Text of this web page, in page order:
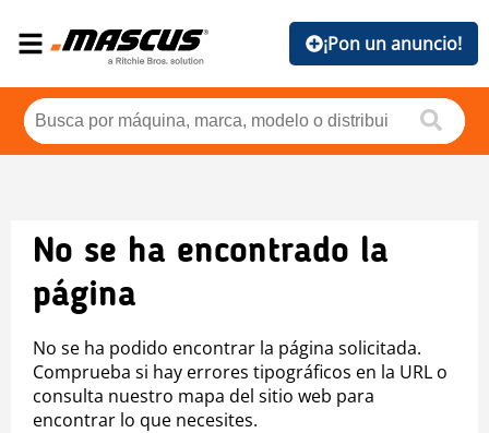
¡Pon un anuncio!
No se ha encontrado la
página
No se ha podido encontrar la página solicitada.
Comprueba si hay errores tipográficos en la URL o
consulta nuestro mapa del sitio web para
encontrar lo que necesites.